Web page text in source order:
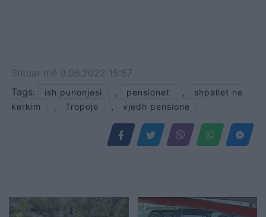
Shtuar më 9.06.2022 15:57
Tags:
ish punonjesi , pensionet ,
shpallet ne
kerkim
, Tropoje , vjedh pensione